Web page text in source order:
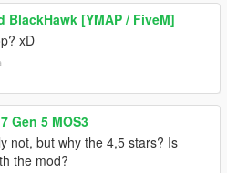
BlackHawk [YMAP / FiveM]
xD
Gen 5 MOS3
not, but why the 4,5 stars? Is
the mod?